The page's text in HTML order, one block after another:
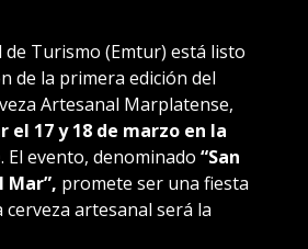
de Turismo (Emtur) está listo
de la primera edición del
Artesanal Marplatense,
el 17 y 18 de marzo en la
. El evento, denominado “San
promete ser una fiesta
cerveza artesanal será la